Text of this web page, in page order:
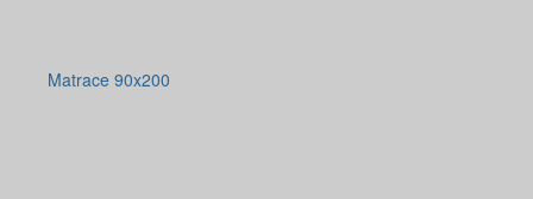
Matrace 90x200